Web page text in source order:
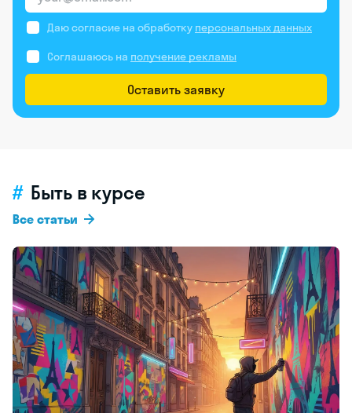
Даю согласие на обработку персональных данных
Соглашаюсь на получение рекламы
Оставить заявку
Быть в курсе
Все статьи